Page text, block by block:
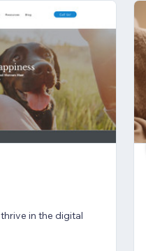
in the digital